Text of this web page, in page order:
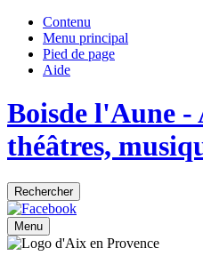
Contenu
Menu principal
Pied de page
Aide
Boisde l'Aune -
théâtres,
Rechercher
Menu